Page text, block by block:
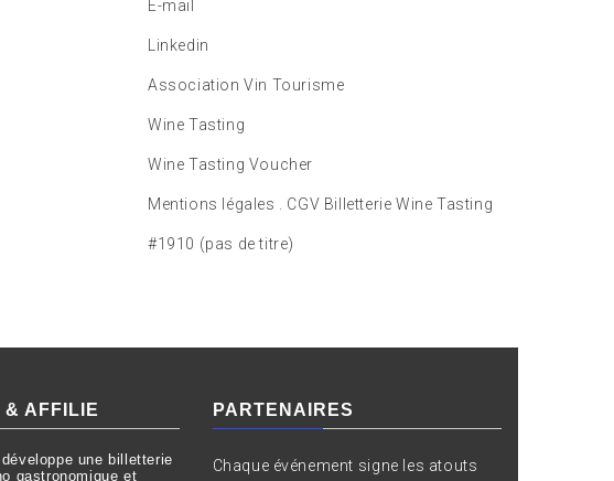
E-mail
Linkedin
Association Vin Tourisme
Wine Tasting
Wine Tasting Voucher
Mentions légales . CGV Billetterie Wine Tasting
#1910 (pas de titre)
& AFFILIE
une billetterie
gastronomique et
PARTENAIRES
Chaque événement signe les atouts